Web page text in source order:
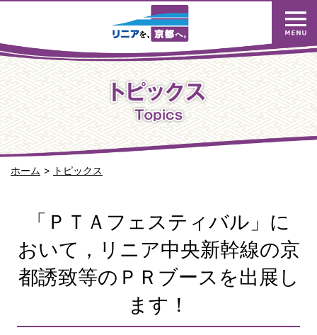
ホーム トピックス
「ＰＴＡフェスティバル」に
おいて，リニア中央新幹線の京
都誘致等のＰＲブースを出展し
ます！